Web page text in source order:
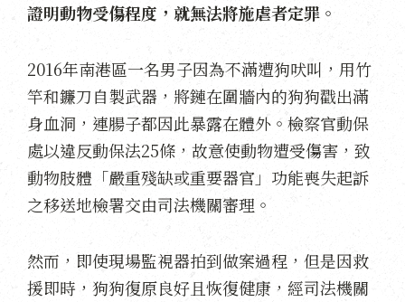
證明動物受傷程度，就無法將施虐者定罪。
2016年南港區一名男子因為不滿遭狗吠叫，用竹
竿和鐮刀自製武器，將鏈在圍牆內的狗狗戳出滿
身血洞，連腸子都因此暴露在體外。檢察官動保
處以違反動保法25條，故意使動物遭受傷害，致
動物肢體「嚴重殘缺或重要器官」功能喪失起訴
之移送地檢署交由司法機關審理。
然而，即使現場監視器拍到做案過程，但是因救
援即時，狗狗復原良好且恢復健康，經司法機關